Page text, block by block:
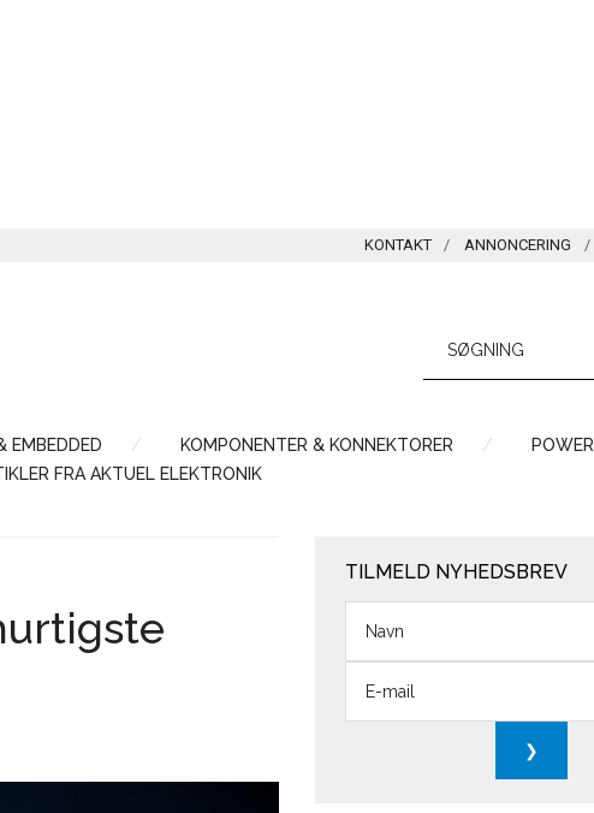
KONTAKT ANNONCERING
EMBEDDED KOMPONENTER & KONNEKTORER
POWER
FRA AKTUEL ELEKTRONIK
TILMELD NYHEDSBREV